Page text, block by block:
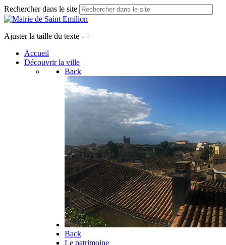
Rechercher dans le site
Ajuster la taille du texte - +
Accueil
Découvrir la ville
Back
Back
Le patrimoine